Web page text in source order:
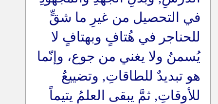
في التحصيل من غيرِ ما شقٍّ
للحناجر في هُتافٍ وبهتافٍ لا
يُسمنُ ولا يغني من جوع، وإنّما
هو تبديدٌ للطاقاتِ, وتضييعٌ
للأوقاتِ, ثمَّ يبقى العلمُ يتيماً